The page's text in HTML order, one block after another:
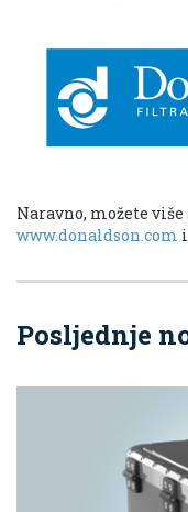
Naravno, možete
www.donaldson.com i
Posljednje